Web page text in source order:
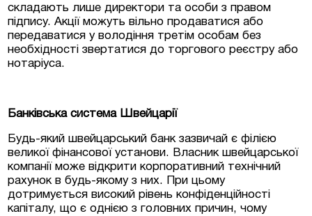
складають лише директори та особи з правом
підпису. Акції можуть вільно продаватися або
передаватися у володіння третім особам без
необхідності звертатися до торгового реєстру або
нотаріуса.
Банківська система Швейцарії
Будь-який швейцарський банк зазвичай є філією
великої фінансової установи. Власник швейцарської
компанії може відкрити корпоративний технічний
рахунок в будь-якому з них. При цьому
дотримується високий рівень конфіденційності
капіталу, що є однією з головних причин, чому